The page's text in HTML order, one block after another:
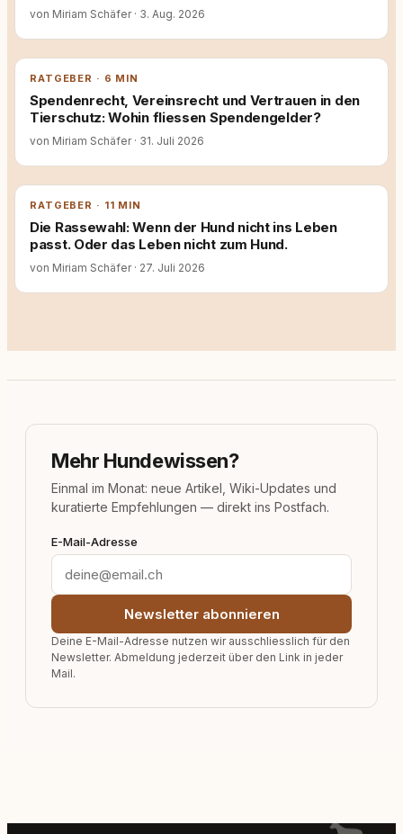
von Miriam Schäfer · 3. Aug. 2026
RATGEBER · 6 MIN
Spendenrecht, Vereinsrecht und Vertrauen in den
Tierschutz: Wohin fliessen Spendengelder?
von Miriam Schäfer · 31. Juli 2026
RATGEBER · 11 MIN
Die Rassewahl: Wenn der Hund nicht ins Leben
passt. Oder das Leben nicht zum Hund.
von Miriam Schäfer · 27. Juli 2026
Mehr Hundewissen?
Einmal im Monat: neue Artikel, Wiki-Updates und
kuratierte Empfehlungen — direkt ins Postfach.
E-Mail-Adresse
Newsletter abonnieren
Deine E-Mail-Adresse nutzen wir ausschliesslich für den
Newsletter. Abmeldung jederzeit über den Link in jeder
Mail.